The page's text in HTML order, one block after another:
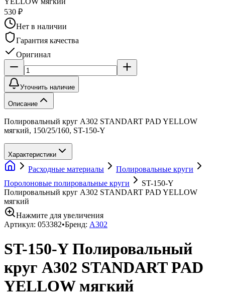
530 ₽
Нет в наличии
Гарантия качества
Оригинал
Уточнить наличие
Описание
Полировальный круг А302 STANDART PAD YELLOW
мягкий, 150/25/160, ST-150-Y
Характеристики
Расходные материалы
Полировальные круги
Поролоновые полировальные круги
ST-150-Y
Полировальный круг А302 STANDART PAD YELLOW
мягкий
Нажмите для увеличения
Артикул: 053382•Бренд: A302
ST-150-Y Полировальный
круг А302 STANDART PAD
YELLOW мягкий